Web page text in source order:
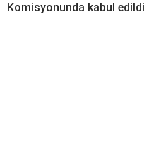
Komisyonunda kabul edildi